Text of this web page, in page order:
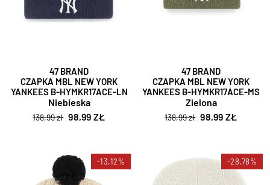
47 BRAND
CZAPKA MBL NEW YORK
YANKEES B-HYMKR17ACE-LN
Niebieska
138,99 zł 98,99 ZŁ
47 BRAND
CZAPKA MBL NEW YORK
YANKEES B-HYMKR17ACE-MS
Zielona
138,99 zł 98,99 ZŁ
-13,12% -28,78%